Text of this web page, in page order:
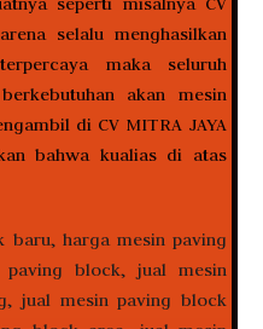
selalu menghasilkan
maka seluruh
akan mesin
di CV MITRA JAYA
bahwa kualias di atas